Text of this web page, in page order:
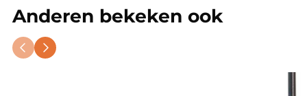
Realtime de afstand tot HOME en de stek
aflezen op de handzender
Waarom kiezen voor deze
Anderen bekeken ook